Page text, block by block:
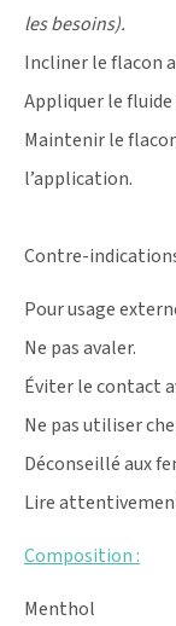
les besoins).
Incliner le flacon
Appliquer le fluide
Maintenir le
l’application.
Contre-
Pour usage
Ne pas avaler.
Éviter le contact
Ne pas utiliser
Déconseillé aux
Lire
Composition :
Menthol